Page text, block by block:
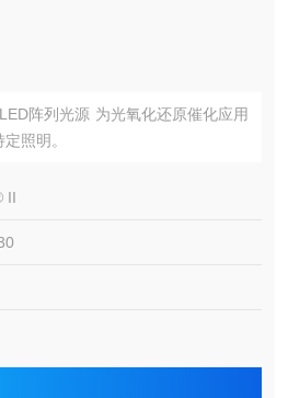
阵列光源 为光氧化还原催化应用
照明。
II